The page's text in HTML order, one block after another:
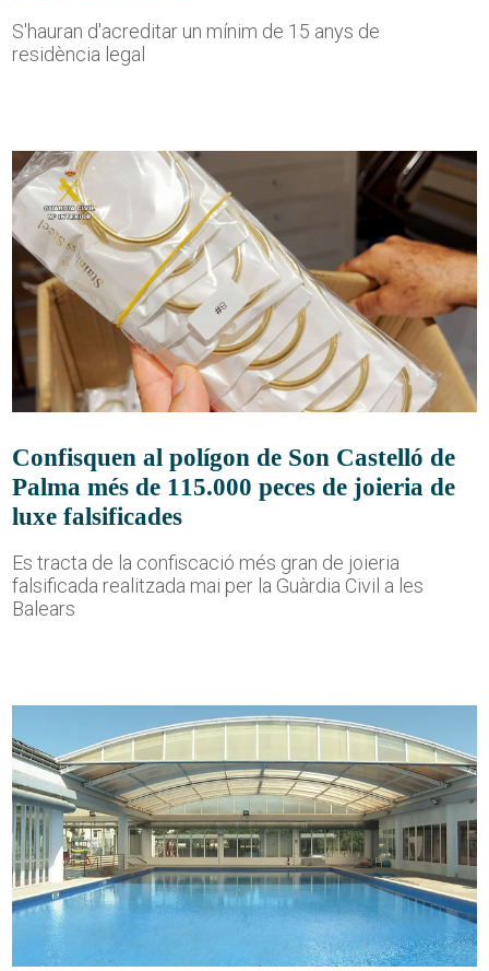
S'hauran d'acreditar un mínim de 15 anys de
residència legal
Confisquen al polígon de Son Castelló de
Palma més de 115.000 peces de joieria de
luxe falsificades
Es tracta de la confiscació més gran de joieria
falsificada realitzada mai per la Guàrdia Civil a les
Balears